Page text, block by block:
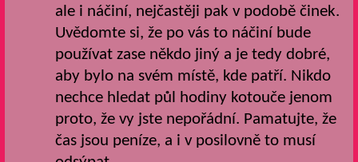
ale i náčiní, nejčastěji pak v podobě činek.
Uvědomte si, že po vás to náčiní bude
používat zase někdo jiný a je tedy dobré,
aby bylo na svém místě, kde patří. Nikdo
nechce hledat půl hodiny kotouče jenom
proto, že vy jste nepořádní. Pamatujte, že
čas jsou peníze, a i v posilovně to musí